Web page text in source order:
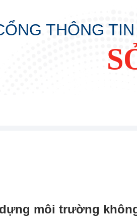
THÔNG
môi trường